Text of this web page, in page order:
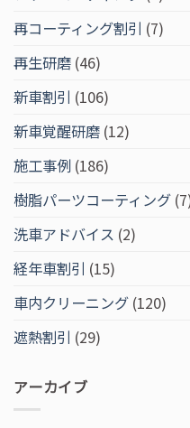
再コーティング割引 (7)
再生研磨 (46)
新車割引 (106)
新車覚醒研磨 (12)
施工事例 (186)
樹脂パーツコーティング
洗車アドバイス (2)
経年車割引 (15)
車内クリーニング (120)
遮熱割引 (29)
アーカイブ